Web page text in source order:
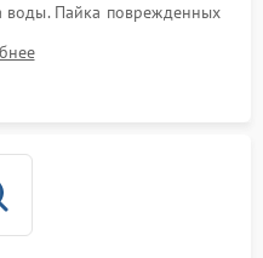
воды. Пайка поврежденных
проводки и контактов.